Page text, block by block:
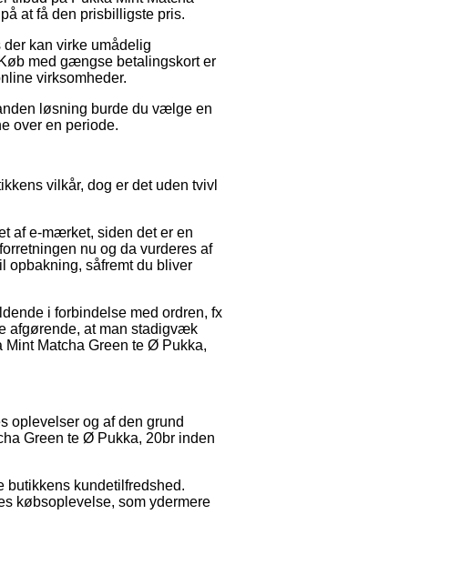
at få den prisbilligste pris.
kan virke umådelig
med gængse betalingskort er
virksomheder.
løsning burde du vælge en
over en periode.
vilkår, dog er det uden tvivl
af e-mærket, siden det er en
nu og da vurderes af
opbakning, såfremt du bliver
i forbindelse med ordren, fx
afgørende, at man stadigvæk
Matcha Green te Ø Pukka,
oplevelser og af den grund
Green te Ø Pukka, 20br inden
butikkens kundetilfredshed.
købsoplevelse, som ydermere